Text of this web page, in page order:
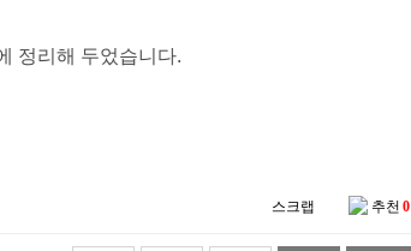
정리해 두었습니다.
스크랩 추천 0